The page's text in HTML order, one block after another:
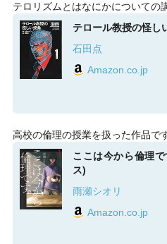
テロリズムとはなにかについての
テロール教授の怪し
石田点
Amazon.co.jp
高校の倫理の授業を扱った作品で
ここは今から倫理
ス)
雨瀬シオリ
Amazon.co.jp